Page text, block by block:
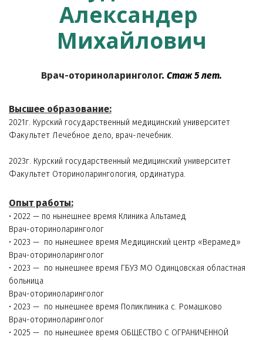
Александер
Михайлович
Врач-оториноларинголог. Стаж 5 лет.
Высшее образование:
2021г. Курский государственный медицинский университет
Факультет Лечебное дело, врач-лечебник.
2023г. Курский государственный медицинский университет
Факультет Оториноларингология, ординатура.
Опыт работы:
• 2022 — по нынешнее время Клиника Альтамед
Врач-оториноларинголог
• 2023 —  по нынешнее время Медицинский центр «Верамед»
Врач-оториноларинголог
• 2023 —  по нынешнее время ГБУЗ МО Одинцовская областная
больница
Врач-оториноларинголог
• 2023 —  по нынешнее время Поликлиника с. Ромашково
Врач-оториноларинголог
• 2025 —  по нынешнее время ОБЩЕСТВО С ОГРАНИЧЕННОЙ